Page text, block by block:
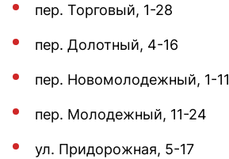
пер. Торговый, 1-28
пер. Долотный, 4-16
пер. Новомолодежный, 1-11
пер. Молодежный, 11-24
ул. Придорожная, 5-17